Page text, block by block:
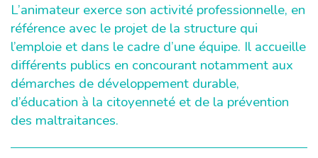
L’animateur exerce son activité professionnelle, en
référence avec le projet de la structure qui
l’emploie et dans le cadre d’une équipe. Il accueille
différents publics en concourant notamment aux
démarches de développement durable,
d’éducation à la citoyenneté et de la prévention
des maltraitances.